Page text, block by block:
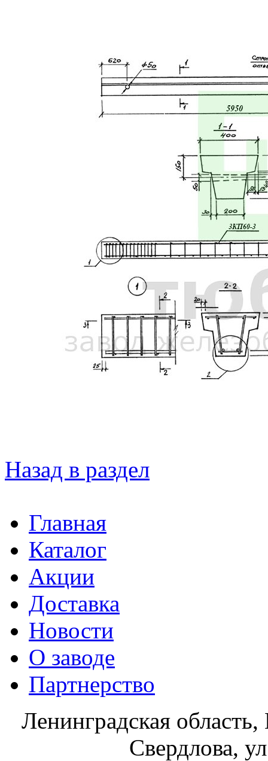
Назад в раздел
Главная
Каталог
Акции
Доставка
Новости
О заводе
Партнерство
Ленинградская
Свердлова,